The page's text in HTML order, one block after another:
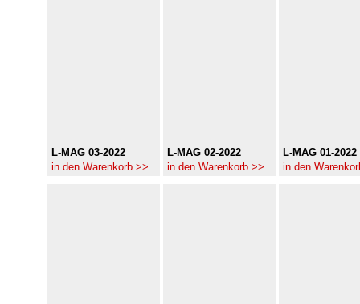
L-MAG 03-2022
in den Warenkorb >>
L-MAG 02-2022
in den Warenkorb >>
L-MAG 01-2022
in den